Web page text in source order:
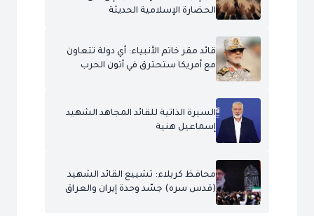
الحضارة الإسلامية الحديثة
قائد مقر خاتم الأنبياء: أي دولة تتعاون
مع أمريكا ستحترق في أتون الحرب
السيرة الذاتية للقائد المجاهد الشهيد
إسماعيل هنية
محافظ كربلاء: تشييع القائد الشهيد
(قدس سره) جسّد وحدة إيران والعراق